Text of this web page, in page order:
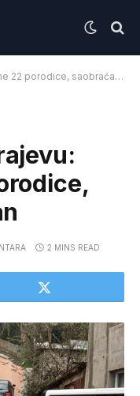
saobraćaj blokiran
2 MINS READ